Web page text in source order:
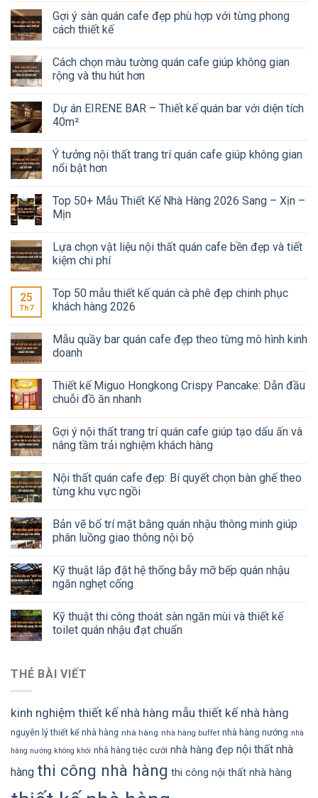
Gợi ý sàn quán cafe đẹp phù hợp với từng phong
cách thiết kế
Cách chọn màu tường quán cafe giúp không gian
rộng và thu hút hơn
Dự án EIRENE BAR – Thiết kế quán bar với diện tích
40m²
Ý tưởng nội thất trang trí quán cafe giúp không gian
nổi bật hơn
Top 50+ Mẫu Thiết Kế Nhà Hàng 2026 Sang – Xịn –
Mịn
Lựa chọn vật liệu nội thất quán cafe bền đẹp và tiết
kiệm chi phí
25
Th7
Top 50 mẫu thiết kế quán cà phê đẹp chinh phục
khách hàng 2026
Mẫu quầy bar quán cafe đẹp theo từng mô hình kinh
doanh
Thiết kế Miguo Hongkong Crispy Pancake: Dẫn đầu
chuỗi đồ ăn nhanh
Gợi ý nội thất trang trí quán cafe giúp tạo dấu ấn và
nâng tầm trải nghiệm khách hàng
Nội thất quán cafe đẹp: Bí quyết chọn bàn ghế theo
từng khu vực ngồi
Bản vẽ bố trí mặt bằng quán nhậu thông minh giúp
phân luồng giao thông nội bộ
Kỹ thuật lắp đặt hệ thống bẫy mỡ bếp quán nhậu
ngăn nghẹt cống
Kỹ thuật thi công thoát sàn ngăn mùi và thiết kế
toilet quán nhậu đạt chuẩn
THẺ BÀI VIẾT
kinh nghiệm thiết kế nhà hàng mẫu thiết kế nhà hàng
nguyên lý thiết kế nhà hàng nhà hàng nhà hàng buffet nhà hàng nướng nhà
hàng nướng không khói nhà hàng tiệc cưới nhà hàng đẹp nội thất nhà
hàng thi công nhà hàng thi công nội thất nhà hàng